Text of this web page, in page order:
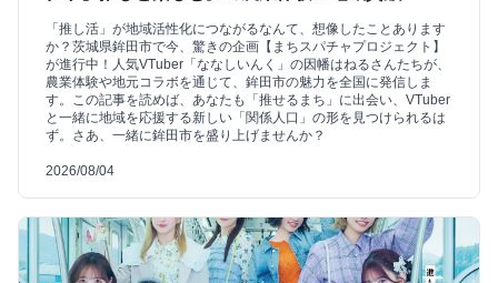
「推し活」が地域活性化につながるなんて、想像したことあります
か？茨城県鉾田市で今、驚きの企画【まちスパチャプロジェクト】
が進行中！人気VTuber「ななしいんく」の因幡はねるさんたちが、
農業体験や地元コラボを通じて、鉾田市の魅力を全国に発信しま
す。この記事を読めば、あなたも「推せるまち」に出会い、VTuber
と一緒に地域を応援する新しい「関係人口」の形を見つけられるは
ず。さあ、一緒に鉾田市を盛り上げませんか？
2026/08/04